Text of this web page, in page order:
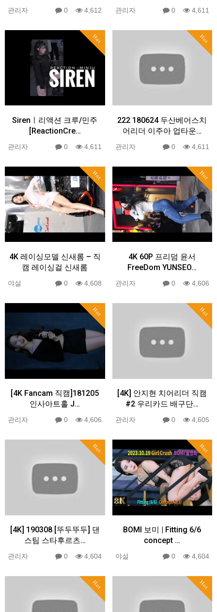
관리자 0 4,612 관리자 0 4,611
Hot
Sirenㅣ리액션 크루/민주
[ReactionCre…
관리자 0 4,611
Hot
222 180624 두산베어스치
어리더 이주아 업타운…
관리자 0 4,611
Hot
4K 레이싱모델 신새롬 – 직
캠 레이싱걸 신새롬
야설 0 4,608
Hot
4K 60P 프리덤 윤서
FreeDom YUNSEO…
관리자 0 4,606
Hot
[4K Fancam 직캠]181205
인사아트홀 J…
관리자 0 4,606
Hot
[4K] 안지현 치어리더 직캠
#2 우리카드 배구단…
관리자 0 4,605
Hot
[4K] 190308 [뚜두뚜두] 댄
스팀 스타후르츠…
관리자 0 4,604
Hot
BOMI 보미 | Fitting 6/6
concept …
야설 0 4,604
Hot Hot